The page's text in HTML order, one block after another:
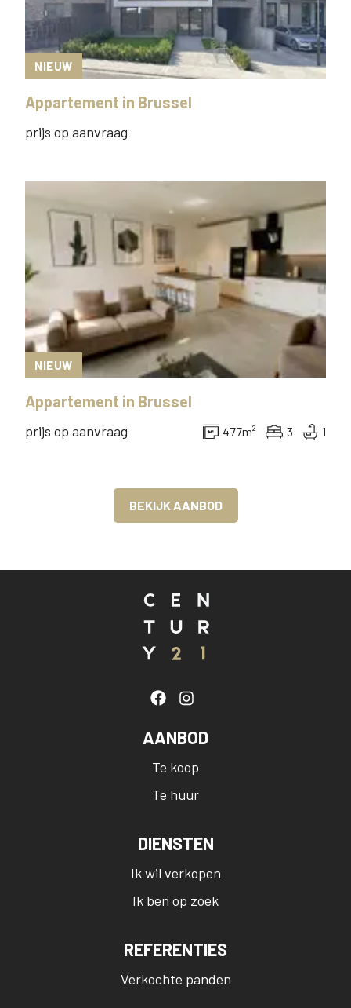
NIEUW
Appartement in Brussel
prijs op aanvraag
NIEUW
Appartement in Brussel
prijs op aanvraag 477m² 3 1
BEKIJK AANBOD
AANBOD
Te koop
Te huur
DIENSTEN
Ik wil verkopen
Ik ben op zoek
REFERENTIES
Verkochte panden